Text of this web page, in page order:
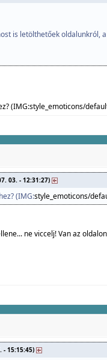
is letölthetőek oldalunkról,
(IMG:style_emoticons/
03. - 12:31:27)
(IMG:style_emoticons/
ne viccelj! Van az
- 15:15:45)